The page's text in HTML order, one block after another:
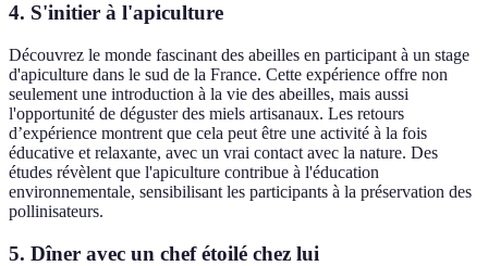
4. S'initier à l'apiculture
Découvrez le monde fascinant des abeilles en participant à un stage
d'apiculture dans le sud de la France. Cette expérience offre non
seulement une introduction à la vie des abeilles, mais aussi
l'opportunité de déguster des miels artisanaux. Les retours
d’expérience montrent que cela peut être une activité à la fois
éducative et relaxante, avec un vrai contact avec la nature. Des
études révèlent que l'apiculture contribue à l'éducation
environnementale, sensibilisant les participants à la préservation des
pollinisateurs.
5. Dîner avec un chef étoilé chez lui